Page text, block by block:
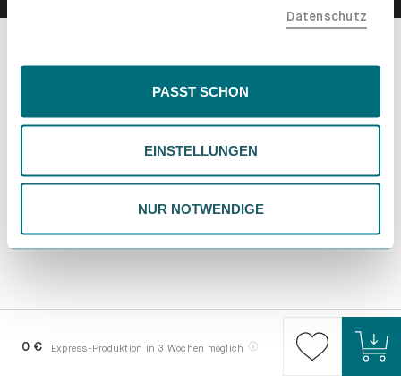
der EU, beispielsweise in den USA, verarbeitet werden
Inhalte eingeschränkt sein könnten. Wähle
deiner Präferenzen. Du kannst deine Wahl jederzeit
ändern. Weitere Informationen findest du in unserer
Datenschutzrichtlinie.
Datenschutz
PASST SCHON
EINSTELLUNGEN
NUR NOTWENDIGE
0 € Express-Produktion in 3 Wochen möglich